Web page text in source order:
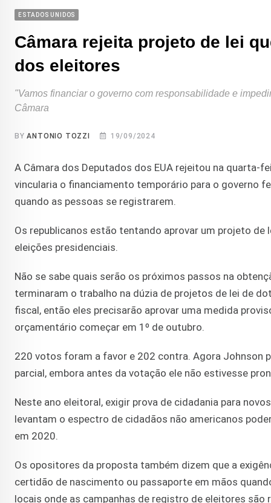
ESTADOS UNIDOS
Câmara rejeita projeto de lei
dos eleitores
"Vamos financiar o governo com responsabilidade e
Câmara
BYANTONIO TOZZI 19/09/2024
A Câmara dos Deputados dos EUA rejeitou na quarta-
vincularia o financiamento temporário para o governo
quando as pessoas se registrarem.
Os republicanos estão tentando aprovar um projeto
eleições presidenciais.
Não se sabe quais serão os próximos passos na
terminaram o trabalho na dúzia de projetos de lei de
fiscal, então eles precisarão aprovar uma medida
orçamentário começar em 1º de outubro.
220 votos foram a favor e 202 contra. Agora Johnson
parcial, embora antes da votação ele não estivesse
Neste ano eleitoral, exigir prova de cidadania para
levantam o espectro de cidadãos não americanos
em 2020.
Os opositores da proposta também dizem que a
certidão de nascimento ou passaporte em mãos
locais onde as campanhas de registro de eleitores são